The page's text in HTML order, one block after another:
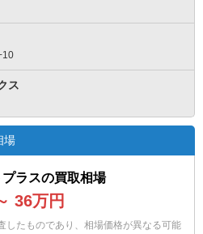
ス
場
ラスの買取相場
36万円
たものであり、相場価格が異なる可能